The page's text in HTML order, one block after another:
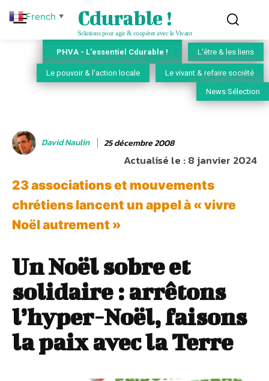
Cdurable !
Solutions pour agir & coopérer avec le Vivant
PHVA - L'essentiel Cdurable ! L'être & les liens
Le pouvoir & l'action locale Le vivant & refaire société
News Sélection
David Naulin 25 décembre 2008
Actualisé le :8 janvier 2024
23 associations et mouvements
chrétiens lancent un appel à « vivre
Noël autrement »
Un Noël sobre et
solidaire : arrêtons
l’hyper-Noël, faisons
la paix avec la Terre
French ▼